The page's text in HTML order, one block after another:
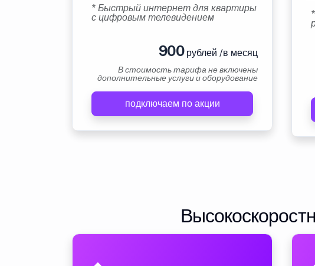
* Быстрый интернет для квартиры
с цифровым телевидением
900рублей /в месяц
В стоимость тарифа не включены
дополнительные услуги и оборудование
подключаем по акции